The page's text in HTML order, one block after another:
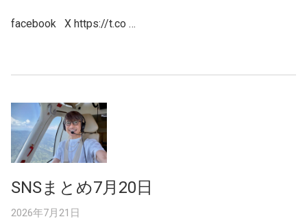
facebook X https://t.co …
SNSまとめ7月20日
2026年7月21日